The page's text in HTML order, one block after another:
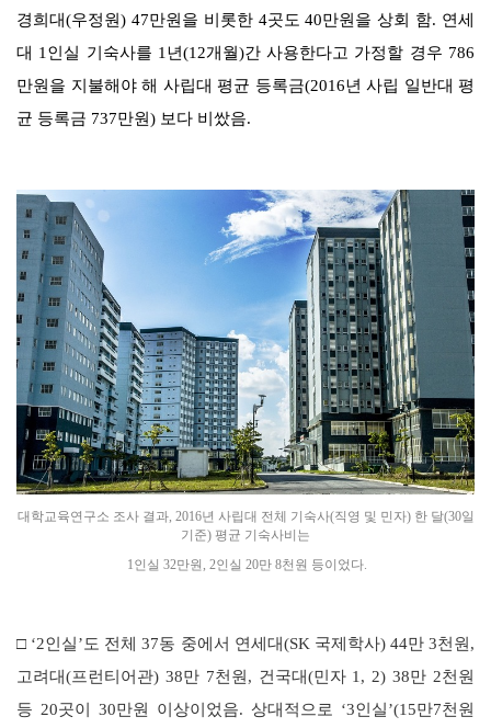
경희대(우정원) 47만원을 비롯한 4곳도40만원을 상회 함. 연세
대 1인실 기숙사를 1년(12개월)간 사용한다고 가정할 경우 786
만원을 지불해야 해 사립대 평균 등록금(2016년 사립 일반대 평
균 등록금 737만원) 보다 비쌌음.
대학교육연구소 조사 결과, 2016년 사립대 전체 기숙사(직영 및 민자) 한 달(30일
기준) 평균 기숙사비는
1인실 32만원, 2인실 20만 8천원 등이었다.
□ ‘2인실’도 전체37동 중에서 연세대(SK 국제학사) 44만3천원 ,
고려대(프런티어관) 38만 7천원 , 건국대(민자 1, 2) 38만 2천원
등 20곳이 30만원 이상이었음. 상대적으로 ‘3인실’(15만7천원